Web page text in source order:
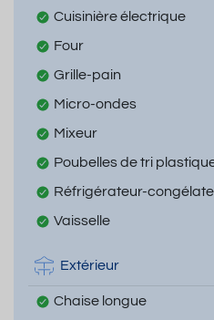
Cuisinière électrique
Four
Grille-pain
Micro-ondes
Mixeur
Poubelles de tri
Réfrigérateur-
Vaisselle
Extérieur
Chaise longue